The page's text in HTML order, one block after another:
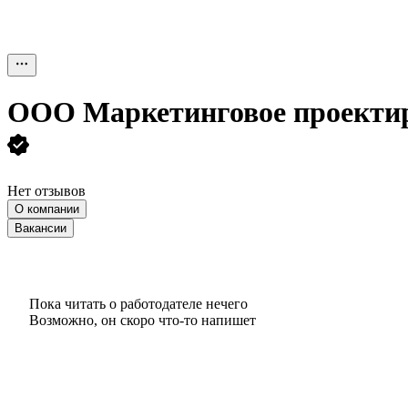
ООО Маркетинговое
Нет отзывов
О компании
Вакансии
Пока читать о работодателе нечего
Возможно, он скоро что‑то напишет